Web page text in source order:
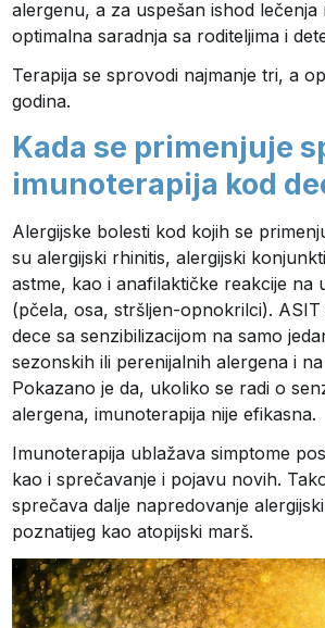
alergenu, a za uspešan ishod lečenja
optimalna saradnja sa roditeljima i
Terapija se sprovodi najmanje tri, a
godina.
Kada se primenjuje
imunoterapija kod
Alergijske bolesti kod kojih se
su alergijski rhinitis, alergijski
astme, kao i anafilaktičke reakcije na
(pčela, osa, stršljen-opnokrilci).
dece sa senzibilizacijom na samo
sezonskih ili perenijalnih alergena i
Pokazano je da, ukoliko se radi o
alergena, imunoterapija nije efikasna.
Imunoterapija ublažava simptome
kao i sprečavanje i pojavu novih.
sprečava dalje napredovanje
poznatijeg kao atopijski marš.